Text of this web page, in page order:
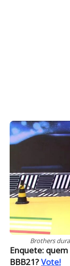
Brothers
Enquete:
BBB21?Vote!